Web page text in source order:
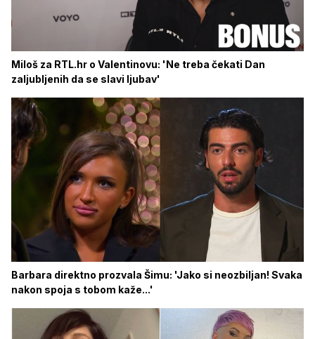
Miloš za RTL.hr o Valentinovu: 'Ne treba čekati Dan
zaljubljenih da se slavi ljubav'
Barbara direktno prozvala Šimu: 'Jako si neozbiljan! Svaka
nakon spoja s tobom kaže...'